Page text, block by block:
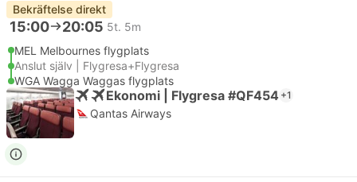
Bekräftelse direkt
15:00 20:05 5t. 5m
MEL Melbournes flygplats
Anslut själv | Flygresa+Flygresa
WGA Wagga Waggas flygplats
Ekonomi | Flygresa #QF454 +1
Qantas Airways